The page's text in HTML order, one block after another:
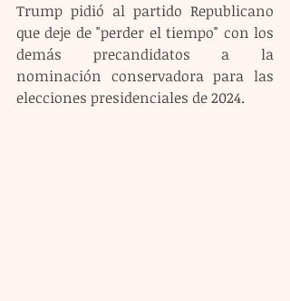
Trump pidió al partido Republicano
que deje de "perder el tiempo" con los
demás precandidatos a la
nominación conservadora para las
elecciones presidenciales de 2024.